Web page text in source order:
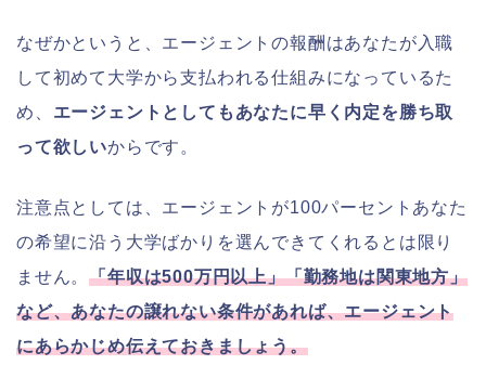
なぜかというと、エージェントの報酬はあなたが入職
して初めて大学から支払われる仕組みになっているた
め、 エージェントとしてもあなたに早く内定を勝ち取
って欲しいからです。
注意点としては、エージェントが100パーセントあなた
の希望に沿う大学ばかりを選んできてくれるとは限り
ません。「年収は500万円以上」「勤務地は関東地方」
など、あなたの譲れない条件があれば、エージェント
にあらかじめ伝えておきましょう。